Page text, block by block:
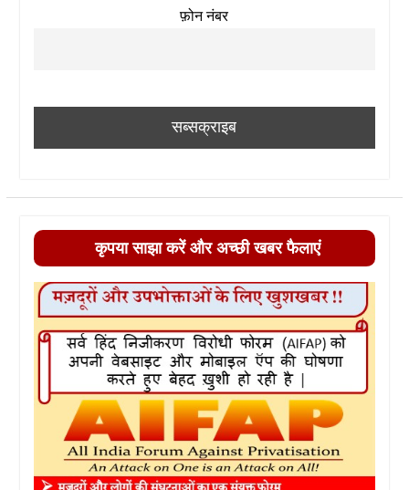
फ़ोन नंबर
कृपया साझा करें और अच्छी खबर फैलाएं